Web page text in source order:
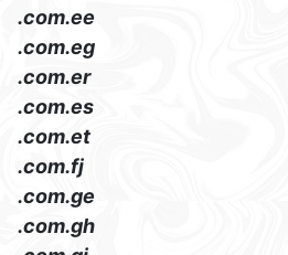
.com.ee
.com.eg
.com.er
.com.es
.com.et
.com.fj
.com.ge
.com.gh